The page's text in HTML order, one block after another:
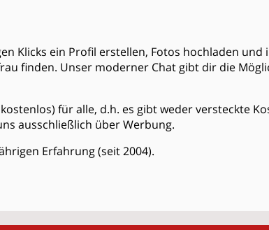
Klicks ein Profil erstellen, Fotos hochladen und
finden. Unser moderner Chat gibt dir die
für alle, d.h. es gibt weder versteckte
ausschließlich über Werbung.
Erfahrung (seit 2004).